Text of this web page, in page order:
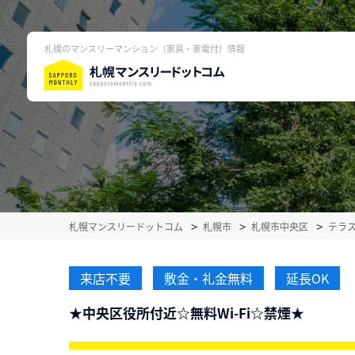
札幌のマンスリーマンション（家具・家電付）情報
札幌マンスリードットコム 札幌市 札幌市中央区 テラ
来店不要 敷金・礼金無料 延長OK
★中央区役所付近☆無料Wi-Fi☆禁煙★